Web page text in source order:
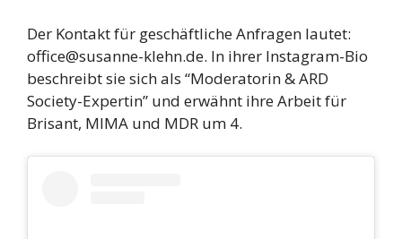
Der Kontakt für geschäftliche Anfragen lautet:
office@susanne-klehn.de. In ihrer Instagram-Bio
beschreibt sie sich als “Moderatorin & ARD
Society-Expertin” und erwähnt ihre Arbeit für
Brisant, MIMA und MDR um 4.